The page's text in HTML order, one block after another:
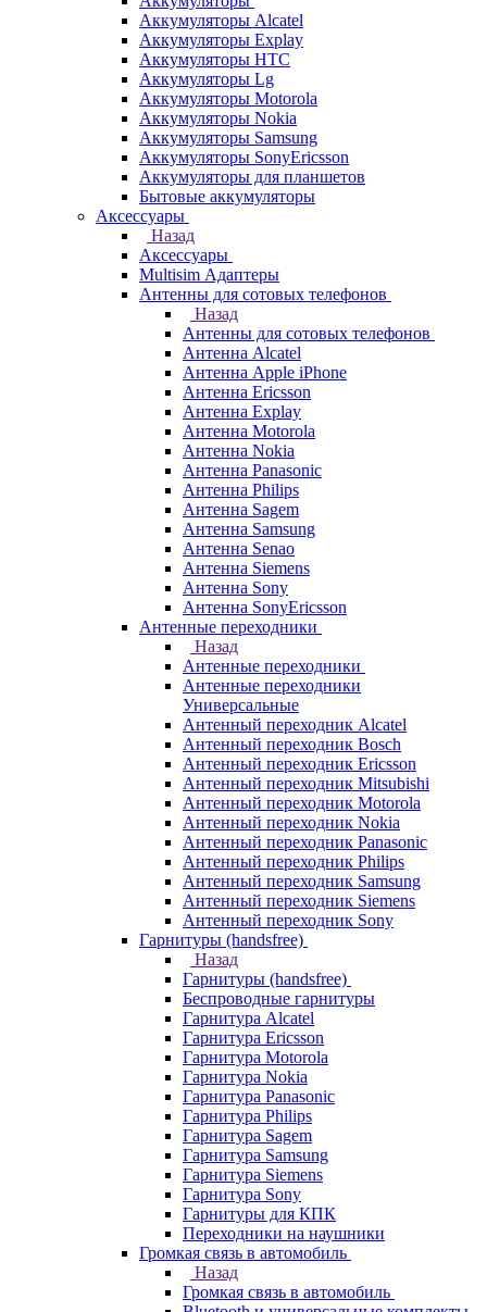
Аккумуляторы Alcatel
Аккумуляторы Explay
Аккумуляторы HTC
Аккумуляторы Lg
Аккумуляторы Motorola
Аккумуляторы Nokia
Аккумуляторы Samsung
Аккумуляторы SonyEricsson
Аккумуляторы для планшетов
Бытовые аккумуляторы
Аксессуары
Назад
Аксессуары
Multisim Адаптеры
Антенны для сотовых телефонов
Назад
Антенны для сотовых телефонов
Антенна Alcatel
Антенна Apple iPhone
Антенна Ericsson
Антенна Explay
Антенна Motorola
Антенна Nokia
Антенна Panasonic
Антенна Philips
Антенна Sagem
Антенна Samsung
Антенна Senao
Антенна Siemens
Антенна Sony
Антенна SonyEricsson
Антенные переходники
Назад
Антенные переходники
Антенные переходники
Универсальные
Антенный переходник Alcatel
Антенный переходник Bosch
Антенный переходник Ericsson
Антенный переходник Mitsubishi
Антенный переходник Motorola
Антенный переходник Nokia
Антенный переходник Panasonic
Антенный переходник Philips
Антенный переходник Samsung
Антенный переходник Siemens
Антенный переходник Sony
Гарнитуры (handsfree)
Назад
Гарнитуры (handsfree)
Беспроводные гарнитуры
Гарнитура Alcatel
Гарнитура Ericsson
Гарнитура Motorola
Гарнитура Nokia
Гарнитура Panasonic
Гарнитура Philips
Гарнитура Sagem
Гарнитура Samsung
Гарнитура Siemens
Гарнитура Sony
Гарнитуры для КПК
Переходники на наушники
Громкая связь в автомобиль
Назад
Громкая связь в автомобиль